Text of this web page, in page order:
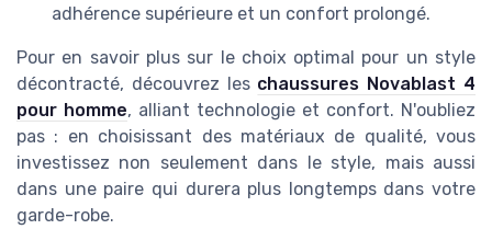
adhérence supérieure et un confort prolongé.
Pour en savoir plus sur le choix optimal pour un style
décontracté, découvrez les chaussures Novablast 4
pour homme, alliant technologie et confort. N'oubliez
pas : en choisissant des matériaux de qualité, vous
investissez non seulement dans le style, mais aussi
dans une paire qui durera plus longtemps dans votre
garde-robe.